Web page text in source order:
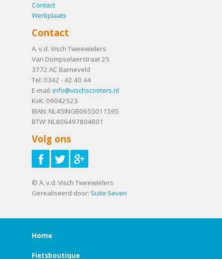
Contact
Werkplaats
Contact
A. v.d. Visch Tweewielers
Van Dompselaerstraat 25
3772 AC Barneveld
Tel: 0342 - 42 40 44
E-mail: info@vischscooters.nl
KvK: 09042523
IBAN: NL45INGB0655011595
BTW: NL806497804B01
Volg ons
© A. v.d. Visch Tweewielers
Gerealiseerd door: Suite Seven
Home
Fietsboutique